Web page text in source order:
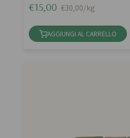
€15,00 €30,00/kg
AGGIUNGI AL CARRELLO